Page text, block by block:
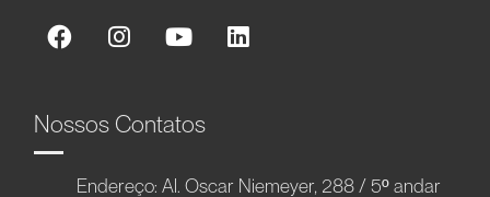
Nossos Contatos
Endereço: Al. Oscar Niemeyer, 288 / 5º andar